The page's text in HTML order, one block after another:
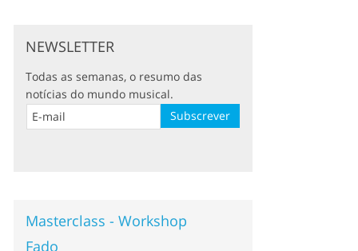
NEWSLETTER
Todas as semanas, o resumo das
notícias do mundo musical.
Masterclass - Workshop
Fado